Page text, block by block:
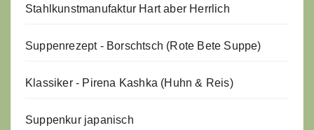
Stahlkunstmanufaktur Hart aber Herrlich
Suppenrezept - Borschtsch (Rote Bete Suppe)
Klassiker - Pirena Kashka (Huhn & Reis)
Suppenkur japanisch